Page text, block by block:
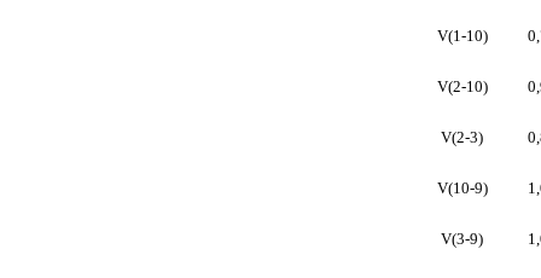
V(1-10)
V(2-10)
V(2-3)
V(10-9)
V(3-9)